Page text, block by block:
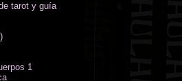
tarot y guía
1